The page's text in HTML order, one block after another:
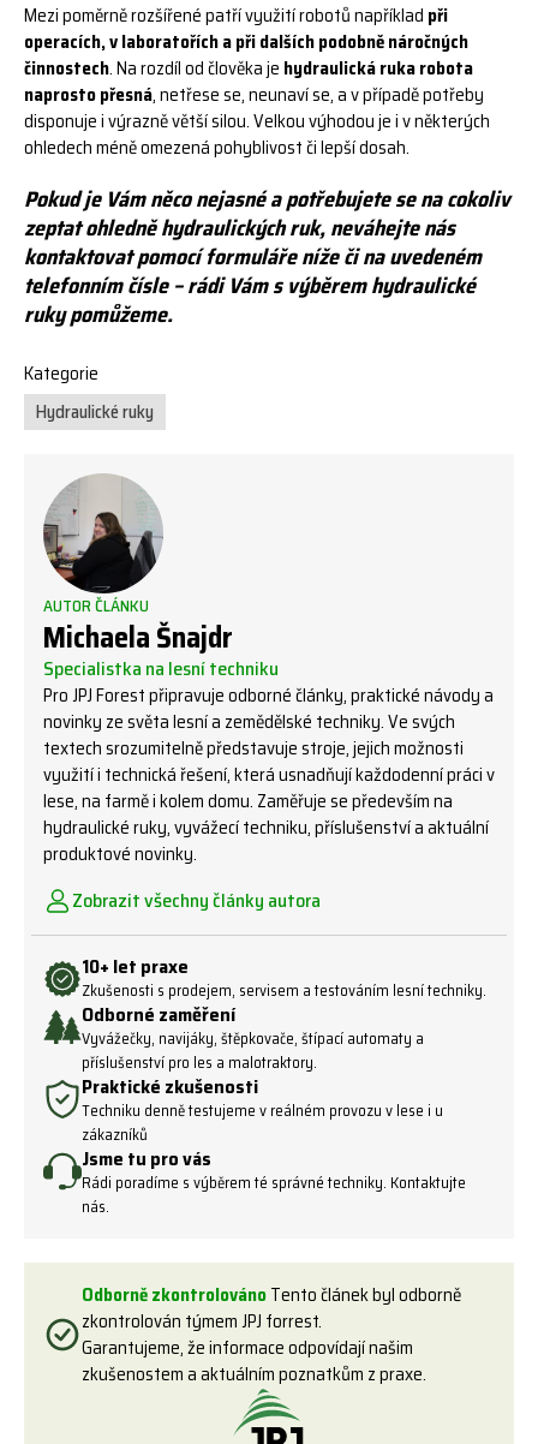
Mezi poměrně rozšířené patří využití robotů například při
operacích, v laboratořích a při dalších podobně náročných
činnostech. Na rozdíl od člověka je hydraulická ruka robota
naprosto přesná, netřese se, neunaví se, a v případě potřeby
disponuje i výrazně větší silou. Velkou výhodou je i v některých
ohledech méně omezená pohyblivost či lepší dosah.
Pokud je Vám něco nejasné a potřebujete se na cokoliv
zeptat ohledně hydraulických ruk, neváhejte nás
kontaktovat pomocí formuláře níže či na uvedeném
telefonním čísle – rádi Vám s výběrem hydraulické
ruky pomůžeme.
Kategorie
Hydraulické ruky
AUTOR ČLÁNKU
Michaela Šnajdr
Specialistka na lesní techniku
Pro JPJ Forest připravuje odborné články, praktické návody a
novinky ze světa lesní a zemědělské techniky. Ve svých
textech srozumitelně představuje stroje, jejich možnosti
využití i technická řešení, která usnadňují každodenní práci v
lese, na farmě i kolem domu. Zaměřuje se především na
hydraulické ruky, vyvážecí techniku, příslušenství a aktuální
produktové novinky.
Zobrazit všechny články autora
10+ let praxe
Zkušenosti s prodejem, servisem a testováním lesní techniky.
Odborné zaměření
Vyvážečky, navijáky, štěpkovače, štípací automaty a
příslušenství pro les a malotraktory.
Praktické zkušenosti
Techniku denně testujeme v reálném provozu v lese i u
zákazníků
Jsme tu pro vás
Rádi poradíme s výběrem té správné techniky. Kontaktujte
nás.
Odborně zkontrolovánoTento článek byl odborně
zkontrolován týmem JPJ forrest.
Garantujeme, že informace odpovídají našim
zkušenostem a aktuálním poznatkům z praxe.